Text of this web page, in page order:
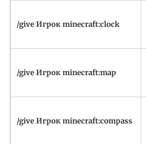
/give Игрок minecraft:clock
/give Игрок minecraft:map
/give Игрок minecraft:compass